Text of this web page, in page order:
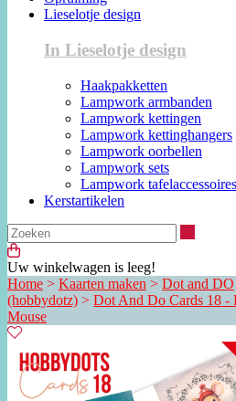
Lieselotje design
In Lieselotje design
Haakpakketten
Lampwork armbanden
Lampwork kettingen
Lampwork kettinghangers
Lampwork oorbellen
Lampwork sets
Lampwork tafelaccessoires
Kerstartikelen
Uw winkelwagen is leeg!
Home > Kaarten maken > Dot and DO
(hobbydotz) > Dot And Do Cards 18 -
Mouse